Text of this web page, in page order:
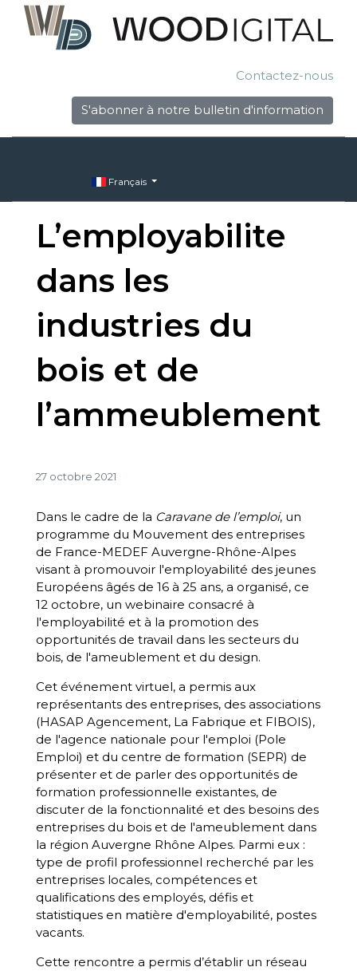
Contactez-nous
S'abonner à notre bulletin d'information
Français
L’employabilite
dans les
industries du
bois et de
l’ammeublement
27 octobre 2021
Dans le cadre de la Caravane de l’emploi, un
programme du Mouvement des entreprises
de France-MEDEF Auvergne-Rhône-Alpes
visant à promouvoir l'employabilité des jeunes
Européens âgés de 16 à 25 ans, a organisé, ce
12 octobre, un webinaire consacré à
l'employabilité et à la promotion des
opportunités de travail dans les secteurs du
bois, de l'ameublement et du design.
Cet événement virtuel, a permis aux
représentants des entreprises, des associations
(HASAP Agencement, La Fabrique et FIBOIS),
de l'agence nationale pour l'emploi (Pole
Emploi) et du centre de formation (SEPR) de
présenter et de parler des opportunités de
formation professionnelle existantes, de
discuter de la fonctionnalité et des besoins des
entreprises du bois et de l'ameublement dans
la région Auvergne Rhône Alpes. Parmi eux :
type de profil professionnel recherché par les
entreprises locales, compétences et
qualifications des employés, défis et
statistiques en matière d'employabilité, postes
vacants.
Cette rencontre a permis d’établir un réseau